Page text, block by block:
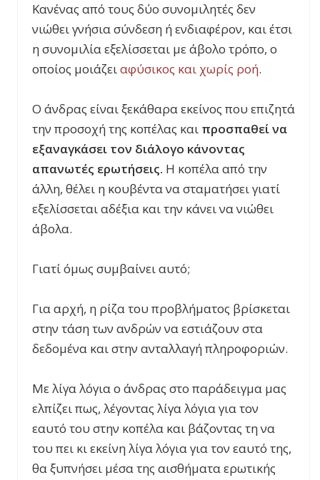
Κανένας από τους δύο συνομιλητές δεν
νιώθει γνήσια σύνδεση ή ενδιαφέρον, και έτσι
η συνομιλία εξελίσσεται με άβολο τρόπο, ο
οποίος μοιάζειαφύσικος και χωρίς ροή.
Ο άνδρας είναι ξεκάθαρα εκείνος που επιζητά
την προσοχή της κοπέλας και προσπαθεί να
εξαναγκάσει τον διάλογο κάνοντας
απανωτές ερωτήσεις. Η κοπέλα από την
άλλη, θέλει η κουβέντα να σταματήσει γιατί
εξελίσσεται αδέξια και την κάνει να νιώθει
άβολα.
Γιατί όμως συμβαίνει αυτό;
Για αρχή, η ρίζα του προβλήματος βρίσκεται
στην τάση των ανδρών να εστιάζουν στα
δεδομένα και στην ανταλλαγή πληροφοριών.
Με λίγα λόγια ο άνδρας στο παράδειγμα μας
ελπίζει πως, λέγοντας λίγα λόγια για τον
εαυτό του στην κοπέλα και βάζοντας τη να
του πει κι εκείνη λίγα λόγια για τον εαυτό της,
θα ξυπνήσει μέσα της αισθήματα ερωτικής